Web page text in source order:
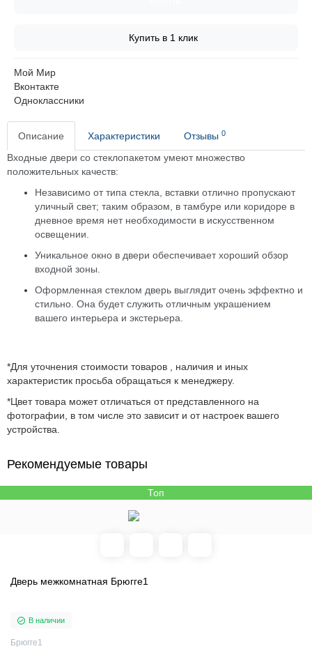
Купить в 1 клик
Мой Мир
Вконтакте
Одноклассники
Описание Характеристики Отзывы 0
Входные двери со стеклопакетом умеют множество
положительных качеств:
Независимо от типа стекла, вставки отлично пропускают
уличный свет; таким образом, в тамбуре или коридоре в
дневное время нет необходимости в искусственном
освещении.
Уникальное окно в двери обеспечивает хороший обзор
входной зоны.
Оформленная стеклом дверь выглядит очень эффектно и
стильно. Она будет служить отличным украшением
вашего интерьера и экстерьера.
*Для уточнения стоимости товаров , наличия и иных
характеристик просьба обращаться к менеджеру.
*Цвет товара может отличаться от представленного на
фотографии, в том числе это зависит и от настроек вашего
устройства.
Рекомендуемые товары
Топ
Дверь межкомнатная Брюгге1
В наличии
Брюгге1